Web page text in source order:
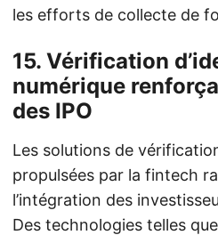
les efforts de collecte de
15. Vérification
numérique
des IPO
Les solutions de
propulsées par la fintech
l’intégration des
Des technologies telles